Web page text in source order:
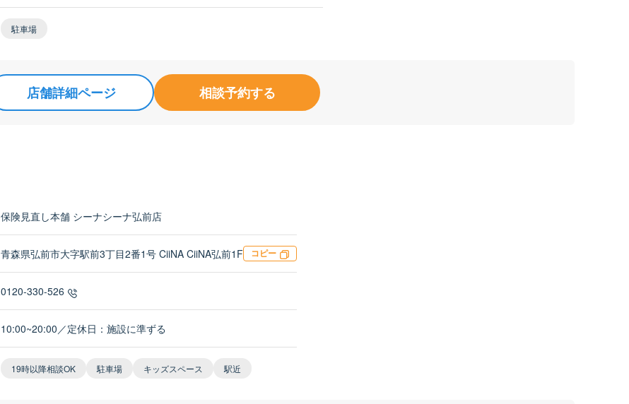
駐車場
店舗詳細ページ 相談予約する
保険見直し本舗 シーナシーナ弘前店
青森県弘前市大字駅前3丁目2番1号 CiiNA CiiNA弘前1F コピー
0120-330-526
10:00~20:00／定休日：施設に準ずる
19時以降相談OK 駐車場 キッズスペース 駅近